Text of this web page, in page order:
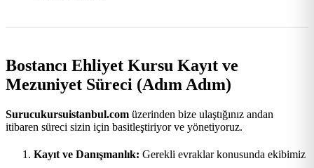
Bostancı Ehliyet Kursu Kayıt ve
Mezuniyet Süreci (Adım Adım)
Surucukursuistanbul.com üzerinden bize ulaştığınız andan
itibaren süreci sizin için basitleştiriyor ve yönetiyoruz.
Kayıt ve Danışmanlık: Gerekli evraklar konusunda ekibimiz